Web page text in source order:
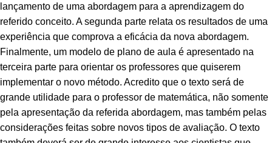
lançamento de uma abordagem para a aprendizagem do
referido conceito. A segunda parte relata os resultados de uma
experiência que comprova a eficácia da nova abordagem.
Finalmente, um modelo de plano de aula é apresentado na
terceira parte para orientar os professores que quiserem
implementar o novo método. Acredito que o texto será de
grande utilidade para o professor de matemática, não somente
pela apresentação da referida abordagem, mas também pelas
considerações feitas sobre novos tipos de avaliação. O texto